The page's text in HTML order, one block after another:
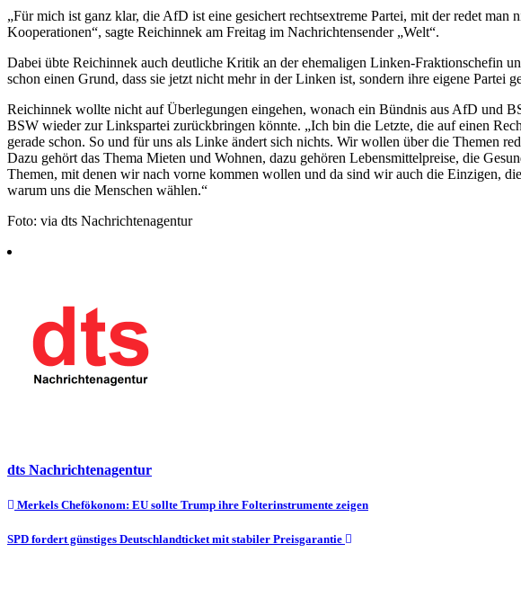
„Für mich ist ganz klar, die AfD ist eine gesichert rechtsextreme Partei, mit der redet man
Kooperationen“, sagte Reichinnek am Freitag im Nachrichtensender „Welt“.
Dabei übte Reichinnek auch deutliche Kritik an der ehemaligen Linken-Fraktionschefin
schon einen Grund, dass sie jetzt nicht mehr in der Linken ist, sondern ihre eigene Partei
Reichinnek wollte nicht auf Überlegungen eingehen, wonach ein Bündnis aus AfD und
BSW wieder zur Linkspartei zurückbringen könnte. „Ich bin die Letzte, die auf einen
gerade schon. So und für uns als Linke ändert sich nichts. Wir wollen über die Themen
Dazu gehört das Thema Mieten und Wohnen, dazu gehören Lebensmittelpreise, die
Themen, mit denen wir nach vorne kommen wollen und da sind wir auch die Einzigen,
warum uns die Menschen wählen.“
Foto: via dts Nachrichtenagentur
dts Nachrichtenagentur
Beitragsnavigation
Merkels Chefökonom: EU sollte Trump ihre Folterinstrumente zeigen
SPD fordert günstiges Deutschlandticket mit stabiler Preisgarantie